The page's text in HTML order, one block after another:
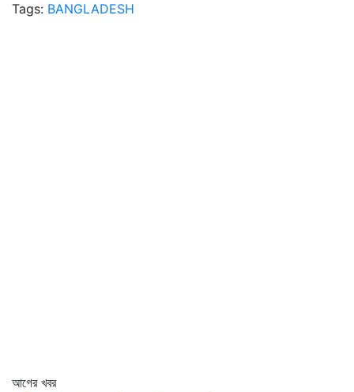
Tags: BANGLADESH
আগের খবর